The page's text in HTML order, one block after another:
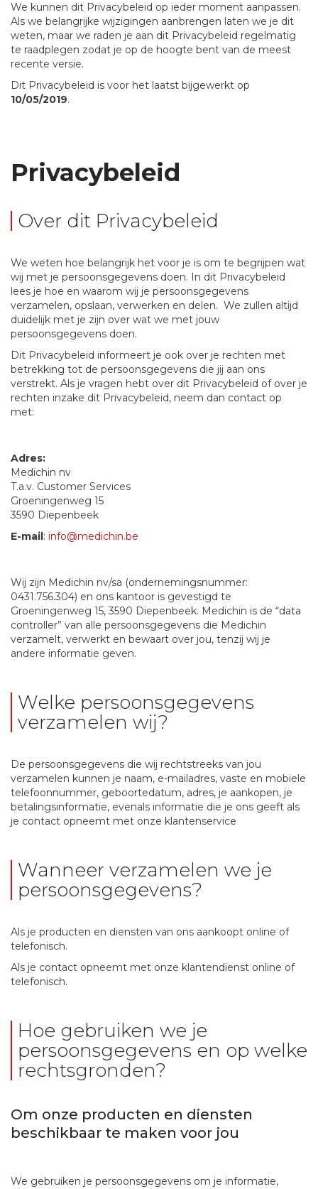
We kunnen dit Privacybeleid op ieder moment aanpassen.
Als we belangrijke wijzigingen aanbrengen laten we je dit
weten, maar we raden je aan dit Privacybeleid regelmatig
te raadplegen zodat je op de hoogte bent van de meest
recente versie.
Dit Privacybeleid is voor het laatst bijgewerkt op
10/05/2019.
Privacybeleid
Over dit Privacybeleid
We weten hoe belangrijk het voor je is om te begrijpen wat
wij met je persoonsgegevens doen. In dit Privacybeleid
lees je hoe en waarom wij je persoonsgegevens
verzamelen, opslaan, verwerken en delen. We zullen altijd
duidelijk met je zijn over wat we met jouw
persoonsgegevens doen.
Dit Privacybeleid informeert je ook over je rechten met
betrekking tot de persoonsgegevens die jij aan ons
verstrekt. Als je vragen hebt over dit Privacybeleid of over je
rechten inzake dit Privacybeleid, neem dan contact op
met:
Adres:
Medichin nv
T.a.v. Customer Services
Groeningenweg 15
3590 Diepenbeek
E-mail : info@medichin.be
Wij zijn Medichin nv/sa (ondernemingsnummer:
0431.756.304) en ons kantoor is gevestigd te
Groeningenweg 15, 3590 Diepenbeek. Medichin is de “data
controller” van alle persoonsgegevens die Medichin
verzamelt, verwerkt en bewaart over jou, tenzij wij je
andere informatie geven.
Welke persoonsgegevens
verzamelen wij?
De persoonsgegevens die wij rechtstreeks van jou
verzamelen kunnen je naam, e-mailadres, vaste en mobiele
telefoonnummer, geboortedatum, adres, je aankopen, je
betalingsinformatie, evenals informatie die je ons geeft als
je contact opneemt met onze klantenservice
Wanneer verzamelen we je
persoonsgegevens?
Als je producten en diensten van ons aankoopt online of
telefonisch.
Als je contact opneemt met onze klantendienst online of
telefonisch.
Hoe gebruiken we je
persoonsgegevens en op welke
rechtsgronden?
Om onze producten en diensten
beschikbaar te maken voor jou
We gebruiken je persoonsgegevens om je informatie,